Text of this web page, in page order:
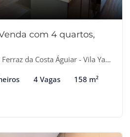
com 4 quartos,
da Costa Águiar - Vila Yara, Osasco-SP
4 Vagas 158 m²